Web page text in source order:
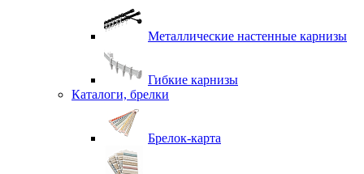
Металлические настенные карнизы
Гибкие карнизы
Каталоги, брелки
Брелок-карта